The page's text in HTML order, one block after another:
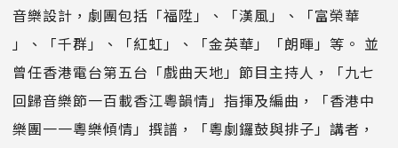
音樂設計，劇團包括「福陞」、「漢風」、「富榮華
」、「千群」、「紅虹」、「金英華」「朗暉」等。 並
曾任香港電台第五台「戲曲天地」節目主持人，「九七
回歸音樂節一百載香江粵韻情」指揮及編曲，「香港中
樂團一一粵樂傾情」撰譜，「粵劇鑼鼓與排子」講者，